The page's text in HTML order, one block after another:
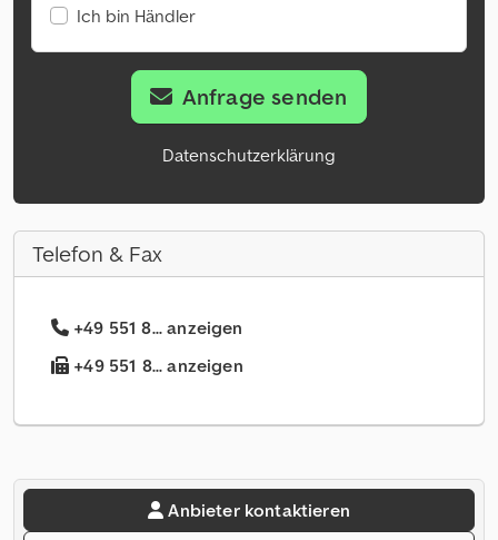
Ich bin Händler
Anfrage senden
Datenschutzerklärung
Telefon & Fax
+49 551 8... anzeigen
+49 551 8... anzeigen
Anbieter kontaktieren